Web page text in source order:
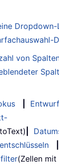
von
Entwurf
(Zellen